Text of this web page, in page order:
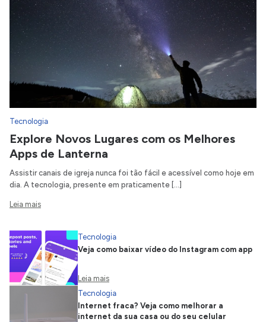
Tecnologia
Explore Novos Lugares com os Melhores
Apps de Lanterna
Assistir canais de igreja nunca foi tão fácil e acessível como hoje em
dia. A tecnologia, presente em praticamente […]
Leia mais
Tecnologia
Veja como baixar vídeo do Instagram com app
Leia mais
Tecnologia
Internet fraca? Veja como melhorar a
internet da sua casa ou do seu celular